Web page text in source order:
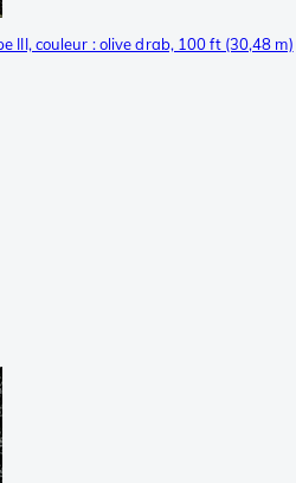
III, couleur : olive drab, 100 ft (30,48 m)